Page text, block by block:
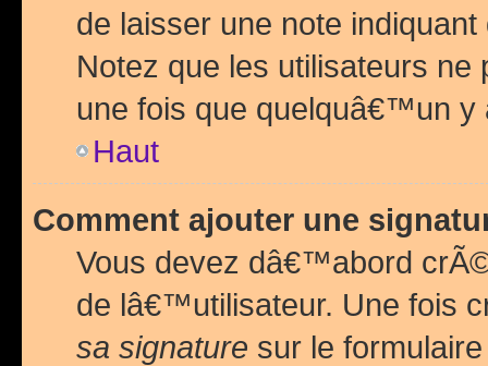
de laisser une note
Notez que les utilisateurs
une fois que quelquâ€™un y
Haut
Comment ajouter une
Vous devez dâ€™abord
de lâ€™utilisateur. Une fois
sa signature sur le